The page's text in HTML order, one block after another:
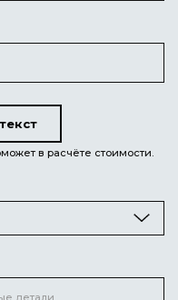
в расчёте стоимости.